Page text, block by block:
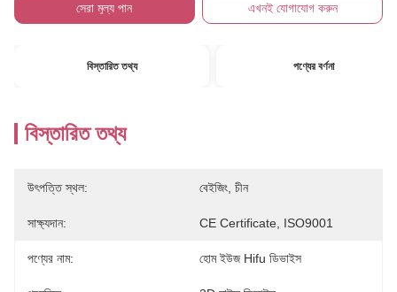
সেরা মূল্য পান এখনই যোগাযোগ করুন
বিস্তারিত তথ্য পণ্যের বর্ণনা
বিস্তারিত তথ্য
উৎপত্তি স্থল: বেইজিং, চীন
সাক্ষ্যদান: CE Certificate, ISO9001
পণ্যের নাম: হোম ইউজ Hifu ডিভাইস